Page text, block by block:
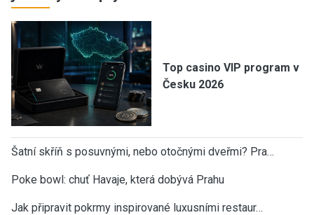
Top casino VIP program v
Česku 2026
Šatní skříň s posuvnými, nebo otočnými dveřmi? Pra…
Poke bowl: chuť Havaje, která dobývá Prahu
Jak připravit pokrmy inspirované luxusními restaur…